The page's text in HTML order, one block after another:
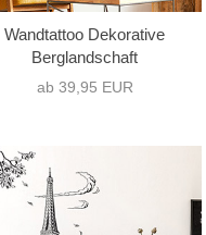
Wandtattoo Dekorative
Berglandschaft
ab 39,95 EUR